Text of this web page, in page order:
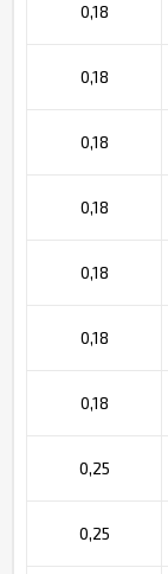
0,18
0,18
0,18
0,18
0,18
0,18
0,18
0,25
0,25